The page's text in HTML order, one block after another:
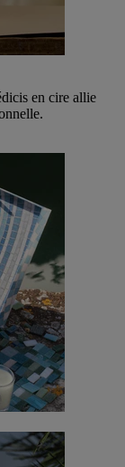
en cire allie